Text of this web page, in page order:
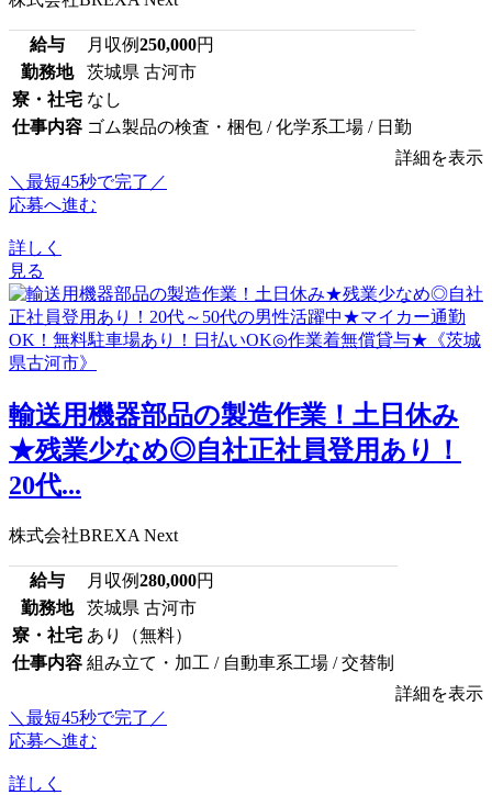
給与 月収例250,000円
勤務地
茨城県 古河市
寮・社宅 なし
仕事内容 ゴム製品の検査・梱包 / 化学系工場 / 日勤
詳細を表示
＼最短45秒で完了／
応募へ進む
詳しく
見る
輸送用機器部品の製造作業！土日休み
★残業少なめ◎自社正社員登用あり！
20代...
株式会社BREXA Next
給与 月収例280,000円
勤務地
茨城県 古河市
寮・社宅 あり（無料）
仕事内容 組み立て・加工 / 自動車系工場 / 交替制
詳細を表示
＼最短45秒で完了／
応募へ進む
詳しく